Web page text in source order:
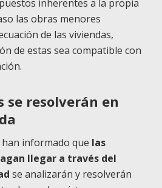
inherentes a la propia
las obras menores
de las viviendas,
de estas sea compatible con
se resolverán en
han informado que las
llegar a través del
se analizarán y resolverán